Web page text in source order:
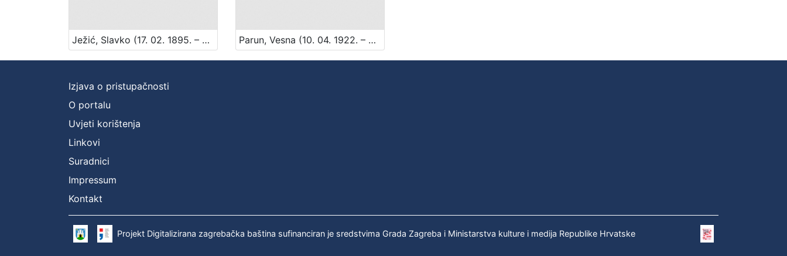
Ježić, Slavko (17. 02. 1895. – 5. 05. 1969.) Parun, Vesna (10. 04. 1922. – 25. 10. 2010.)
Izjava o pristupačnosti
O portalu
Uvjeti korištenja
Linkovi
Suradnici
Impressum
Kontakt
Projekt Digitalizirana zagrebačka baština sufinanciran je sredstvima Grada Zagreba i Ministarstva kulture i medija Republike Hrvatske